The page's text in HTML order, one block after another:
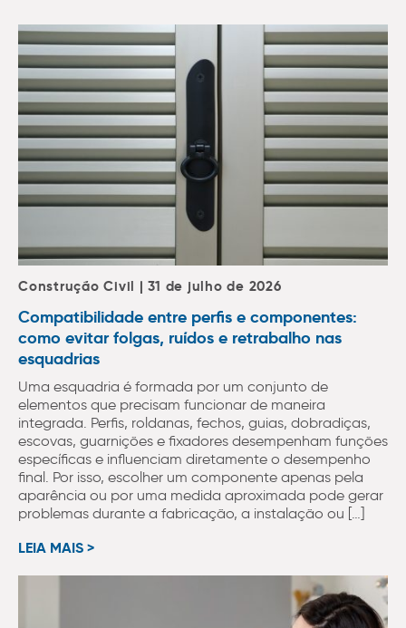
Construção Civil | 31 de julho de 2026
Compatibilidade entre perfis e componentes:
como evitar folgas, ruídos e retrabalho nas
esquadrias
Uma esquadria é formada por um conjunto de
elementos que precisam funcionar de maneira
integrada. Perfis, roldanas, fechos, guias, dobradiças,
escovas, guarnições e fixadores desempenham funções
específicas e influenciam diretamente o desempenho
final. Por isso, escolher um componente apenas pela
aparência ou por uma medida aproximada pode gerar
problemas durante a fabricação, a instalação ou […]
LEIA MAIS >